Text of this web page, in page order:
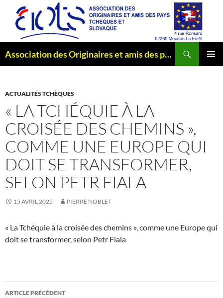
contenu
Association des Originaires et amis des pays Tchèques et Slovaque
ACTUALITÉS TCHÈQUES
« LA TCHÉQUIE À LA
CROISÉE DES CHEMINS »,
COMME UNE EUROPE QUI
DOIT SE TRANSFORMER,
SELON PETR FIALA
15 AVRIL 2025 PIERRE NOBLET
« La Tchéquie à la croisée des chemins », comme une Europe qui
doit se transformer, selon Petr Fiala
Navigation
ARTICLE PRÉCÉDENT